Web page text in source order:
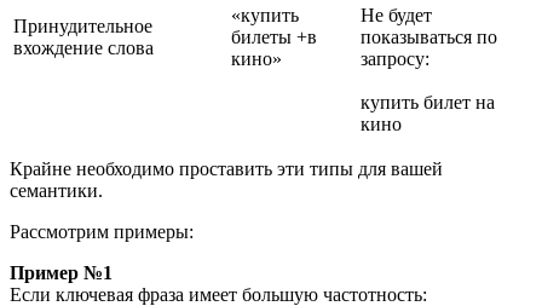
Принудительное
вхождение слова
«купить
билеты +в
кино»
Не будет
показываться по
запросу:
купить билет на
кино
Крайне необходимо проставить эти типы для вашей
семантики.
Рассмотрим примеры:
Пример №1
Если ключевая фраза имеет большую частотность: